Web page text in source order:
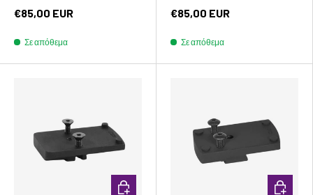
€85,00 EUR
Σε απόθεμα
€85,00 EUR
Σε απόθεμα
Προσθήκη στο καλάθι